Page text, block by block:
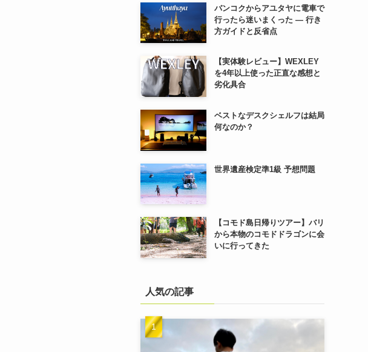
バンコクからアユタヤに電車で
行ったら迷いまくった — 行き
方ガイドと反省点
【実体験レビュー】WEXLEY
を4年以上使った正直な感想と
劣化具合
ベストなデスクシェルフは結局
何なのか？
世界遺産検定準1級 予想問題
【コモド島日帰りツアー】バリ
から本物のコモドドラゴンに会
いに行ってきた
人気の記事